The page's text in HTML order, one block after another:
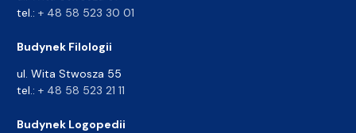
tel.: + 48 58 523 30 01
Budynek Filologii
ul. Wita Stwosza 55
tel.: + 48 58 523 21 11
Budynek Logopedii